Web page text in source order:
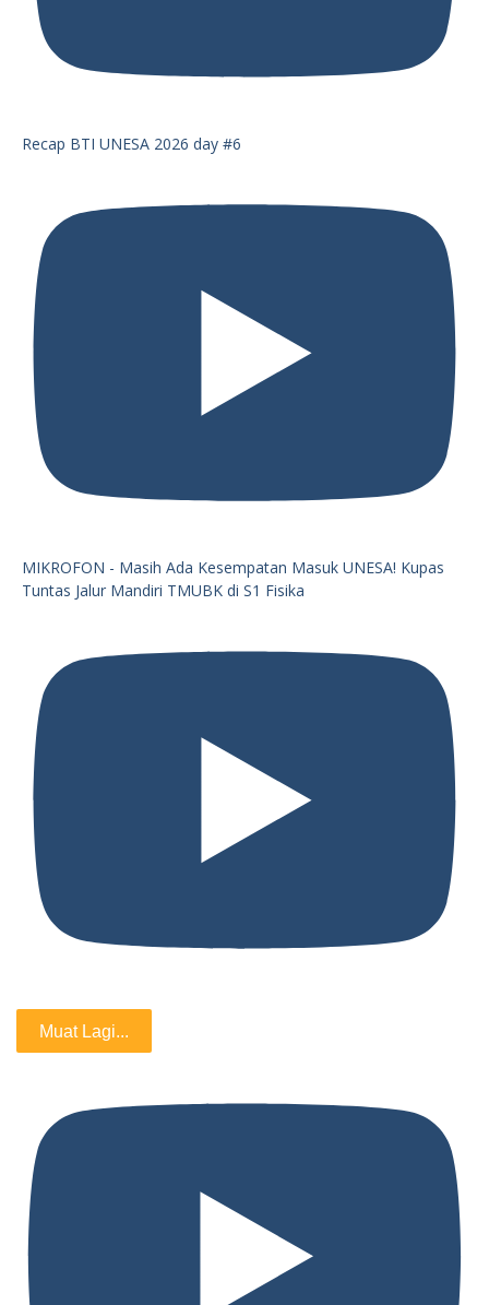
Recap BTI UNESA 2026 day #6
MIKROFON - Masih Ada Kesempatan Masuk UNESA! Kupas
Tuntas Jalur Mandiri TMUBK di S1 Fisika
Muat Lagi...